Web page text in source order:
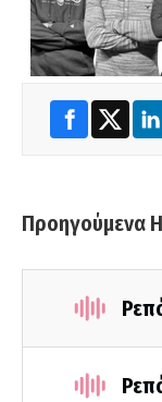
Προηγούμενα